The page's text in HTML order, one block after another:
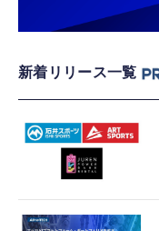
新着リリース一覧